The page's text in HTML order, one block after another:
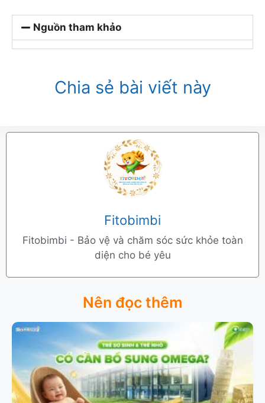
Nguồn tham khảo
Chia sẻ bài viết này
Fitobimbi
Fitobimbi - Bảo vệ và chăm sóc sức khỏe toàn
diện cho bé yêu
Nên đọc thêm